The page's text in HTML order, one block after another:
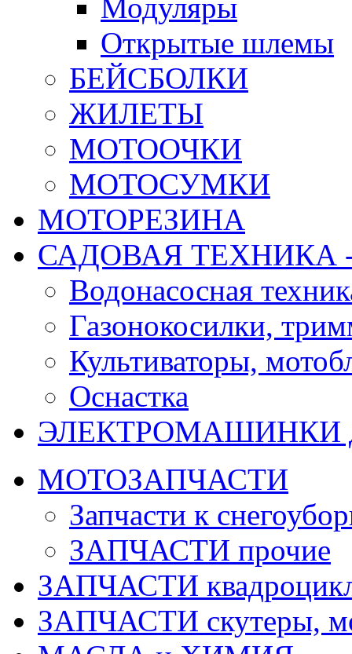
Модуляры
Открытые шлемы
БЕЙСБОЛКИ
ЖИЛЕТЫ
МОТООЧКИ
МОТОСУМКИ
МОТОРЕЗИНА
САДОВАЯ ТЕХНИКА
Водонасосная
Газонокосилки,
Культиваторы,
Оснастка
ЭЛЕКТРОМАШИНКИ
МОТОЗАПЧАСТИ
Запчасти к
ЗАПЧАСТИ прочие
ЗАПЧАСТИ
ЗАПЧАСТИ скутеры,